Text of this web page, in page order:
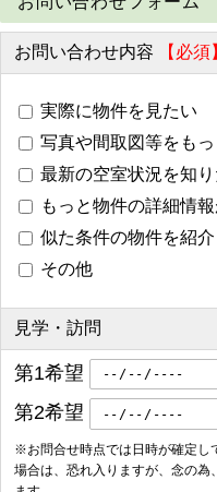
お問い合わせ内容 【必須
実際に物件を見たい
写真や間取図等をも
最新の空室状況を知
もっと物件の詳細情
似た条件の物件を紹
その他
見学・訪問
第1希望
第2希望
※お問合せ時点では日時が確定し
場合は、恐れ入りますが、念の為